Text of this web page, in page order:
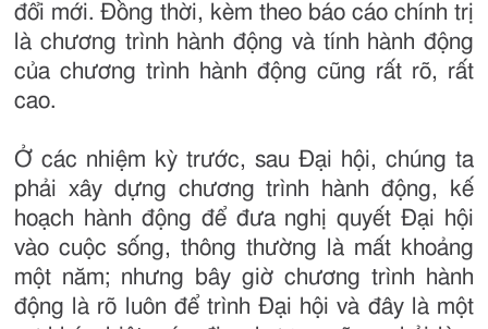
đổi mới. Đồng thời, kèm theo báo cáo chính trị
là chương trình hành động và tính hành động
của chương trình hành động cũng rất rõ, rất
cao.
Ở các nhiệm kỳ trước, sau Đại hội, chúng ta
phải xây dựng chương trình hành động, kế
hoạch hành động để đưa nghị quyết Đại hội
vào cuộc sống, thông thường là mất khoảng
một năm; nhưng bây giờ chương trình hành
động là rõ luôn để trình Đại hội và đây là một